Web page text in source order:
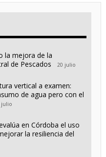
la mejora de la
de Pescados
20 julio
vertical a examen:
de agua pero con el
julio
en Córdoba el uso
la resiliencia del